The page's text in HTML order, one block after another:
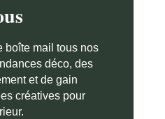
boîte mail tous nos
déco, des
et de gain
créatives pour